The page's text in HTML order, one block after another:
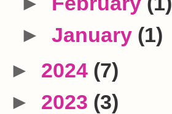
► January (1)
► 2024 (7)
► 2023 (3)